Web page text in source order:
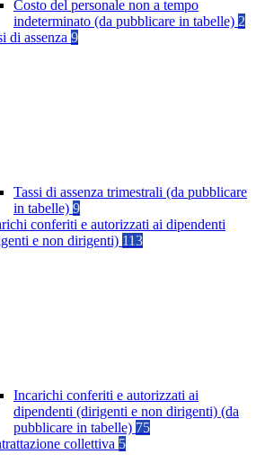
Costo del personale non a tempo
indeterminato (da pubblicare in tabelle) 2
di assenza 9
Tassi di assenza trimestrali (da pubblicare
in tabelle) 9
conferiti e autorizzati ai dipendenti
e non dirigenti) 113
Incarichi conferiti e autorizzati ai
dipendenti (dirigenti e non dirigenti) (da
pubblicare in tabelle) 75
collettiva 5